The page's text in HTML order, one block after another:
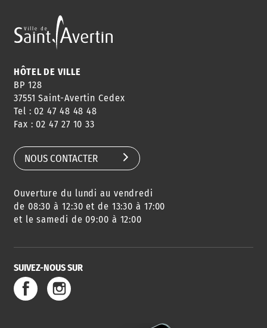
HÔTEL DE VILLE
BP 128
37551 Saint-Avertin Cedex
Tel : 02 47 48 48 48
Fax : 02 47 27 10 33
NOUS CONTACTER
Ouverture du lundi au vendredi
de 08:30 à 12:30 et de 13:30 à 17:00
et le samedi de 09:00 à 12:00
SUIVEZ-NOUS SUR